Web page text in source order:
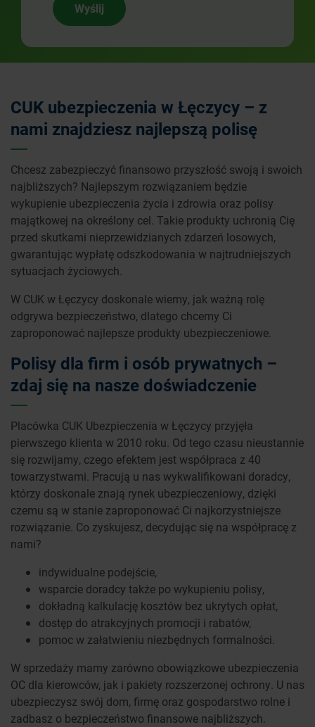
Wyślij
CUK ubezpieczenia w Łęczycy – z
nami znajdziesz najlepszą polisę
Chcesz zabezpieczyć finansowo przyszłość swoją i swoich
najbliższych? Najlepszym rozwiązaniem będzie
wykupienie ubezpieczenia życia i zdrowia oraz polisy
majątkowej na określony cel. Takie produkty uchronią Cię
przed skutkami nieprzewidzianych zdarzeń losowych,
gwarantując wypłatę odszkodowania w najtrudniejszych
sytuacjach życiowych.
W CUK w Łęczycy doskonale wiemy, jak ważną rolę
odgrywa bezpieczeństwo, dlatego chcemy Ci
zaproponować najlepsze produkty ubezpieczeniowe.
Polisy dla firm i osób prywatnych –
zdaj się na nasze doświadczenie
Placówka CUK Ubezpieczenia w Łęczycy przyjęła
pierwszego klienta w 2010 roku. Od tego czasu nieustannie
się rozwijamy, czego efektem jest współpraca z 40
towarzystwami. Pracują u nas wykwalifikowani doradcy,
którzy doskonale znają rynek ubezpieczeniowy, dzięki
czemu są w stanie zaproponować Ci najkorzystniejsze
rozwiązanie. Co zyskujesz, decydując się na współpracę z
nami?
indywidualne podejście,
wsparcie doradcy także po wykupieniu polisy,
dokładną kalkulację kosztów bez ukrytych opłat,
dostęp do atrakcyjnych promocji i rabatów,
pomoc w załatwieniu niezbędnych formalności.
W sprzedaży mamy zarówno obowiązkowe ubezpieczenia
OC dla kierowców, jak i pakiety rozszerzonej ochrony. U nas
ubezpieczysz swój dom, firmę oraz gospodarstwo rolne i
zadbasz o bezpieczeństwo finansowe najbliższych.